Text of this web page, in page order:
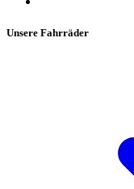
Unsere Fahrräder